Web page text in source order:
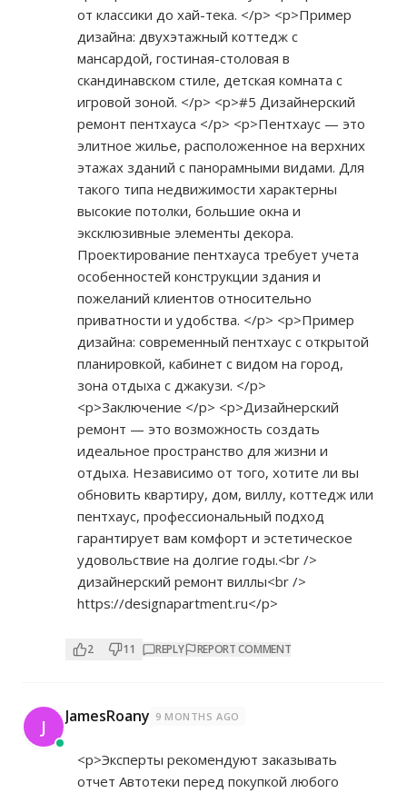
от классики до хай-тека. </p> <p>Пример
дизайна: двухэтажный коттедж с
мансардой, гостиная-столовая в
скандинавском стиле, детская комната с
игровой зоной. </p> <p>#5 Дизайнерский
ремонт пентхауса </p> <p>Пентхаус — это
элитное жилье, расположенное на верхних
этажах зданий с панорамными видами. Для
такого типа недвижимости характерны
высокие потолки, большие окна и
эксклюзивные элементы декора.
Проектирование пентхауса требует учета
особенностей конструкции здания и
пожеланий клиентов относительно
приватности и удобства. </p> <p>Пример
дизайна: современный пентхаус с открытой
планировкой, кабинет с видом на город,
зона отдыха с джакузи. </p>
<p>Заключение </p> <p>Дизайнерский
ремонт — это возможность создать
идеальное пространство для жизни и
отдыха. Независимо от того, хотите ли вы
обновить квартиру, дом, виллу, коттедж или
пентхаус, профессиональный подход
гарантирует вам комфорт и эстетическое
удовольствие на долгие годы.<br />
дизайнерский ремонт виллы<br />
https://designapartment.ru</p>
2 11 REPLY REPORT COMMENT
J JamesRoany 9 MONTHS AGO
<p>Эксперты рекомендуют заказывать
отчет Автотеки перед покупкой любого